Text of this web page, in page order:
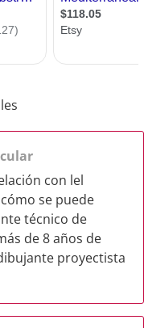
con lel
se puede
técnico de
de 8 años de
proyectista